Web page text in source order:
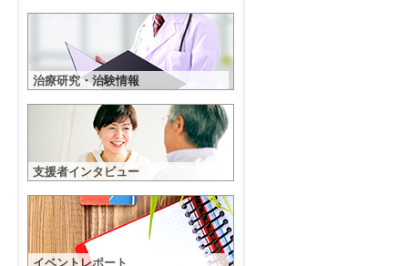
治療研究・治験情報
支援者インタビュー
イベントレポート